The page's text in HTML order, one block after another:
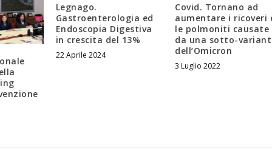
Legnago.
Gastroenterologia ed
Endoscopia Digestiva
in crescita del 13%
22 Aprile 2024
Covid. Tornano ad
aumentare i ricoveri
le polmoniti causate
da una sotto-
dell’Omicron
3 Luglio 2022